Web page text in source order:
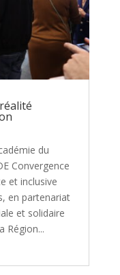
du
Convergence
et inclusive
en partenariat
et solidaire
Région...